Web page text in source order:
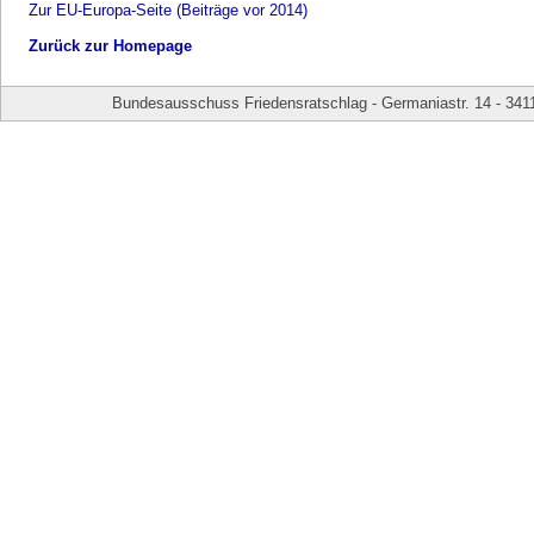
Zur EU-Europa-Seite (Beiträge vor 2014)
Zurück zur Homepage
Bundesausschuss Friedensratschlag - Germaniastr. 14 -